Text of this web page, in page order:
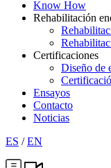
Know How
Rehabilitación
Certificaciones
Diseño de
Ensayos
Contacto
Noticias
ES /EN